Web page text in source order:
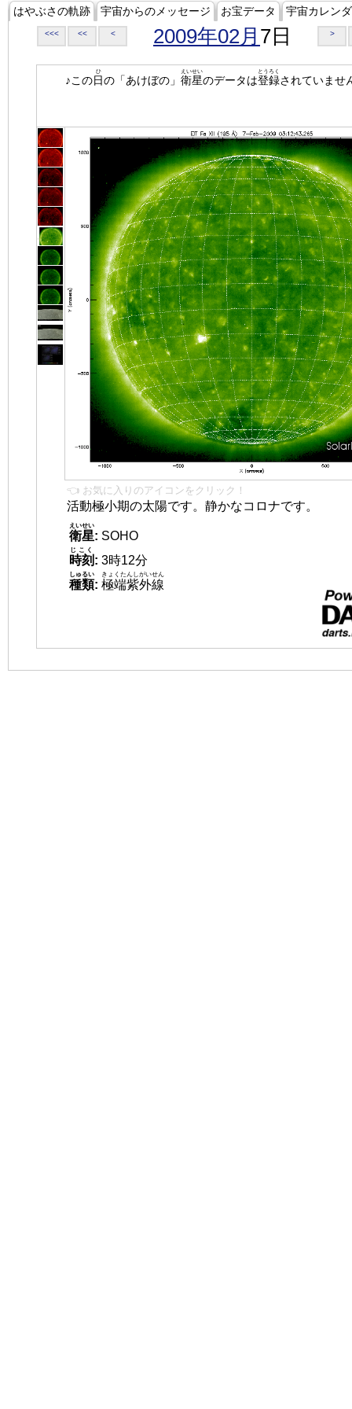
はやぶさの軌跡 宇宙からのメッセージ お宝データ 宇宙カレン
<<< << < 2009年02月 7日 >
♪この日
ひ
の「あけぼの」 衛星
えいせい
のデータは登録
とうろく
されていませ
👈 お気に入りのアイコンをクリック！
活動極小期の太陽です。静かなコロナです。
衛星
えいせい
: SOHO
時刻
じこく
: 3時12分
種類
しゅるい
: 極端紫外線
きょくたんしがいせん